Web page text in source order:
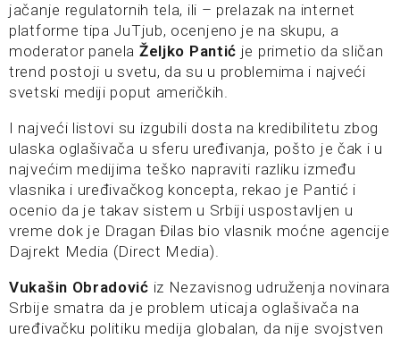
jačanje regulatornih tela, ili – prelazak na internet
platforme tipa JuTjub, ocenjeno je na skupu, a
moderator panela Željko Pantić je primetio da sličan
trend postoji u svetu, da su u problemima i najveći
svetski mediji poput američkih.
I najveći listovi su izgubili dosta na kredibilitetu zbog
ulaska oglašivača u sferu uređivanja, pošto je čak i u
najvećim medijima teško napraviti razliku između
vlasnika i uređivačkog koncepta, rekao je Pantić i
ocenio da je takav sistem u Srbiji uspostavljen u
vreme dok je Dragan Đilas bio vlasnik moćne agencije
Dajrekt Media (Direct Media).
Vukašin Obradović iz Nezavisnog udruženja novinara
Srbije smatra da je problem uticaja oglašivača na
uređivačku politiku medija globalan, da nije svojstven